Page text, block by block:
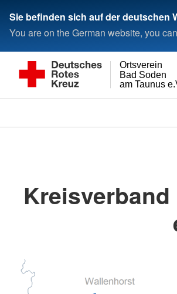
Sie befinden sich auf der deutschen
You are on the German website, you
am Taunus
Bad Soden
Ortsverein